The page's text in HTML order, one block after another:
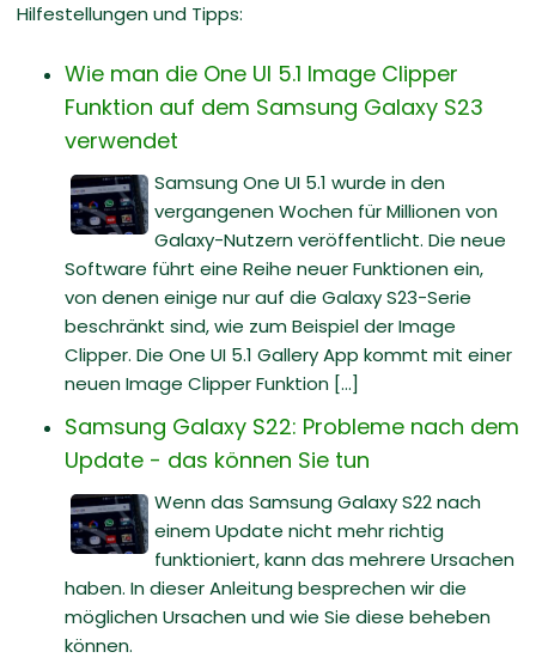
Hilfestellungen und Tipps:
Wie man die One UI 5.1 Image Clipper
Funktion auf dem Samsung Galaxy S23
verwendet
Samsung One UI 5.1 wurde in den
vergangenen Wochen für Millionen von
Galaxy-Nutzern veröffentlicht. Die neue
Software führt eine Reihe neuer Funktionen ein,
von denen einige nur auf die Galaxy S23-Serie
beschränkt sind, wie zum Beispiel der Image
Clipper. Die One UI 5.1 Gallery App kommt mit einer
neuen Image Clipper Funktion [...]
Samsung Galaxy S22: Probleme nach dem
Update - das können Sie tun
Wenn das Samsung Galaxy S22 nach
einem Update nicht mehr richtig
funktioniert, kann das mehrere Ursachen
haben. In dieser Anleitung besprechen wir die
möglichen Ursachen und wie Sie diese beheben
können.